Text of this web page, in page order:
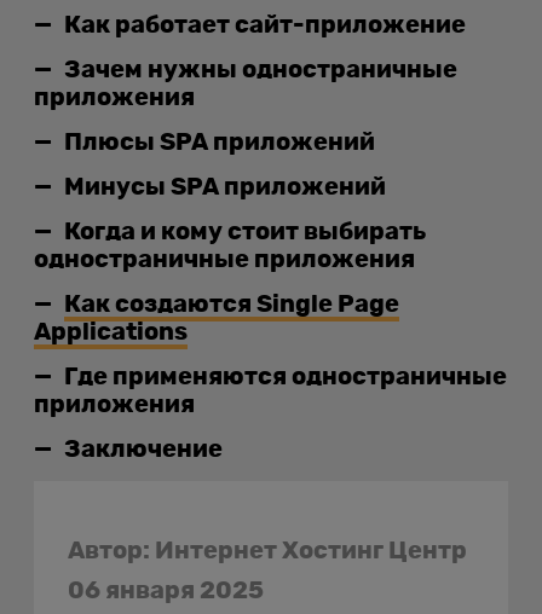
Автор: Интернет Хостинг Центр
06 января 2025
Как работает сайт-приложение
Зачем нужны одностраничные
приложения
Плюсы SPA приложений
Минусы SPA приложений
Когда и кому стоит выбирать
одностраничные приложения
Как создаются Single Page
Applications
Где применяются одностраничные
приложения
Заключение